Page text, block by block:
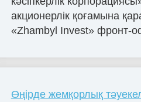
акционерлік қоғамына
«Zhambyl Invest» фронт-
Өңірде жемқорлық